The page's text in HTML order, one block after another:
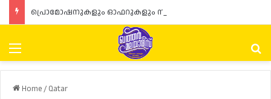
Menu
Home/ Qatar